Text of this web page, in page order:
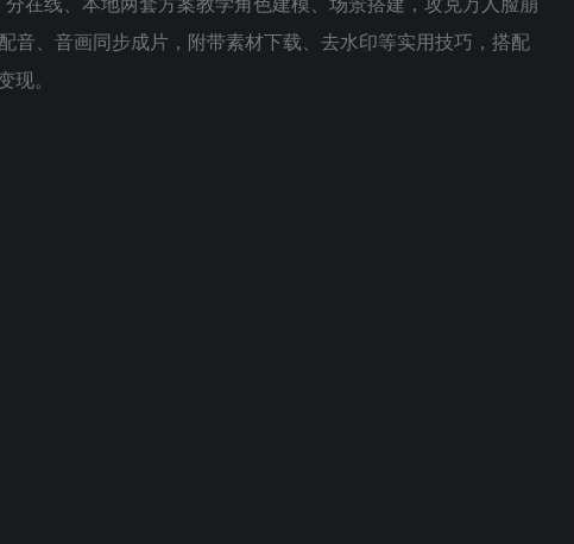
、音画同步成片，附带素材下载、去水印等实用技巧，搭配
。